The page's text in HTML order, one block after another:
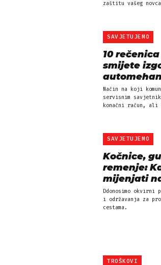
zaštitu vašeg
SAVJETUJEMO
10
smijete
Način na koji
servisnim
konačni račun, ali
SAVJETUJEMO
Kočnice,
remenje:
mijenjati
Ddonosimo okvirni
i održavanja za
cestama.
TROŠKOVI